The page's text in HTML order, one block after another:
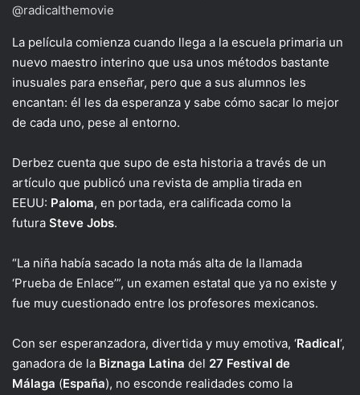
@radicalthemovie
La película comienza cuando llega a la escuela primaria un
nuevo maestro interino que usa unos métodos bastante
inusuales para enseñar, pero que a sus alumnos les
encantan: él les da esperanza y sabe cómo sacar lo mejor
de cada uno, pese al entorno.
Derbez cuenta que supo de esta historia a través de un
artículo que publicó una revista de amplia tirada en
EEUU: Paloma, en portada, era calificada como la
futura Steve Jobs.
“La niña había sacado la nota más alta de la llamada
‘Prueba de Enlace’”, un examen estatal que ya no existe y
fue muy cuestionado entre los profesores mexicanos.
Con ser esperanzadora, divertida y muy emotiva, ‘Radical‘,
ganadora de la Biznaga Latina del 27 Festival de
Málaga (España), no esconde realidades como la